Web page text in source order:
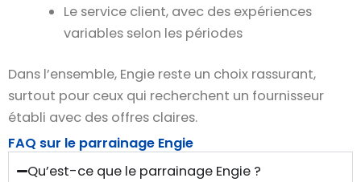
Le service client, avec des expériences
variables selon les périodes
Dans l’ensemble, Engie reste un choix rassurant,
surtout pour ceux qui recherchent un fournisseur
établi avec des offres claires.
FAQ sur le parrainage Engie
Qu’est-ce que le parrainage Engie ?